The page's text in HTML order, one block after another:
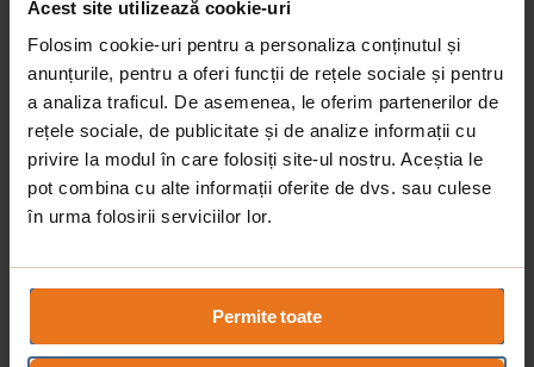
Acest site utilizează cookie-uri
Folosim cookie-uri pentru a personaliza conținutul și
anunțurile, pentru a oferi funcții de rețele sociale și pentru
a analiza traficul. De asemenea, le oferim partenerilor de
rețele sociale, de publicitate și de analize informații cu
privire la modul în care folosiți site-ul nostru. Aceștia le
pot combina cu alte informații oferite de dvs. sau culese
în urma folosirii serviciilor lor.
Permite toate
245 lei
Adauga in cos
273 lei
Adauga in cos